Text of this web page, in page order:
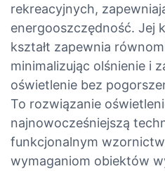
rekreacyjnych,
energooszczędność. Jej
kształt zapewnia
minimalizując olśnienie i
oświetlenie bez
To rozwiązanie
najnowocześniejszą
funkcjonalnym
wymaganiom obiektów